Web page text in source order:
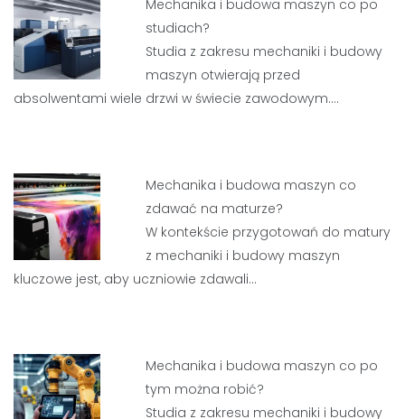
Mechanika i budowa maszyn co po
studiach?
Studia z zakresu mechaniki i budowy
maszyn otwierają przed
absolwentami wiele drzwi w świecie zawodowym.…
Mechanika i budowa maszyn co
zdawać na maturze?
W kontekście przygotowań do matury
z mechaniki i budowy maszyn
kluczowe jest, aby uczniowie zdawali…
Mechanika i budowa maszyn co po
tym można robić?
Studia z zakresu mechaniki i budowy